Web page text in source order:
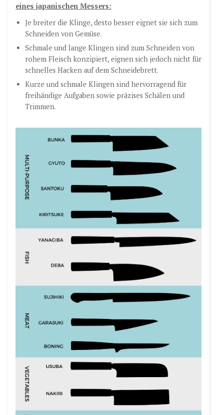
eines japanischen Messers:
Je breiter die Klinge, desto besser eignet sie sich zum
Schneiden von Gemüse.
Schmale und lange Klingen sind zum Schneiden von
rohem Fleisch konzipiert, eignen sich jedoch nicht für
schnelles Hacken auf dem Schneidebrett.
Kurze und schmale Klingen sind hervorragend für
freihändige Aufgaben sowie präzises Schälen und
Trimmen.